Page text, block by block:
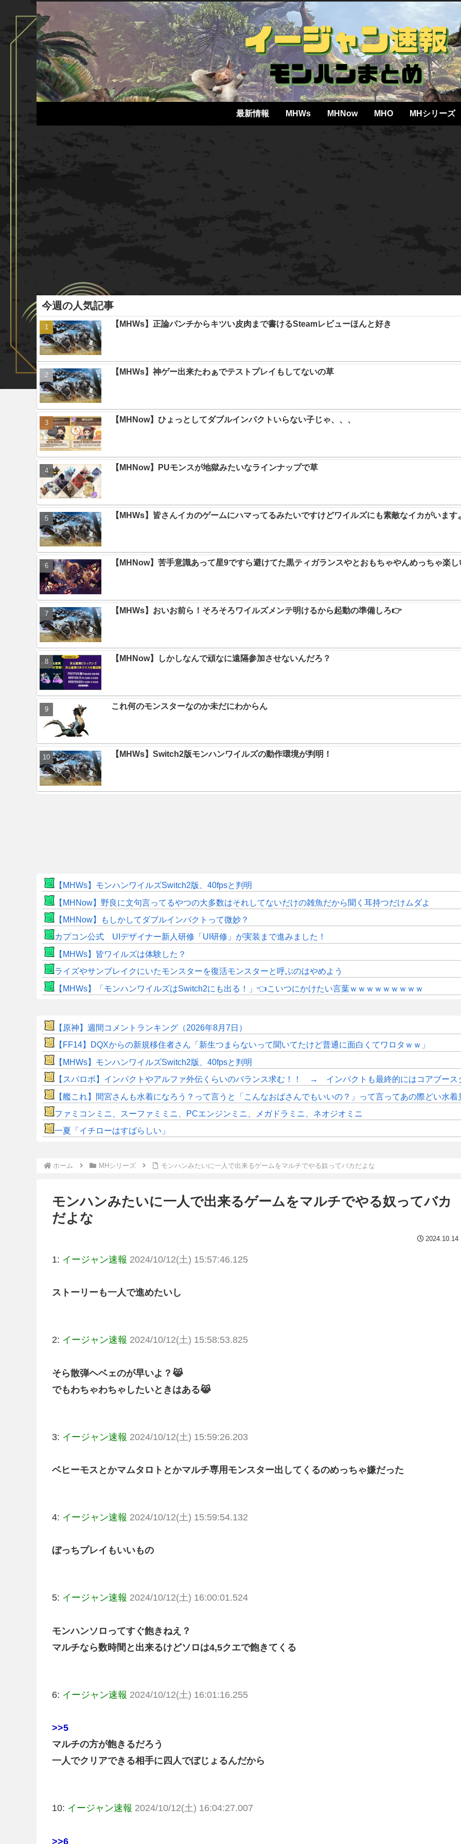
最新情報 MHWs MHNow MHO MHシリーズ
今週の人気記事
【MHWs】正論パンチからキツい皮肉まで書けるSteamレビューほんと好き
【MHWs】神ゲー出来たわぁでテストプレイもしてないの草
【MHNow】ひょっとしてダブルインパクトいらない子じゃ、、、
【MHNow】PUモンスが地獄みたいなラインナップで草
【MHWs】皆さんイカのゲームにハマってるみたいですけどワイルズにも素敵なイカがいます
【MHNow】苦手意識あって星9ですら避けてた黒ティガランスやとおもちゃやんめっちゃ楽し
【MHWs】おいお前ら！そろそろワイルズメンテ明けるから起動の準備しろ👉
【MHNow】しかしなんで頑なに遠隔参加させないんだろ？
これ何のモンスターなのか未だにわからん
【MHWs】Switch2版モンハンワイルズの動作環境が判明！
【MHWs】モンハンワイルズSwitch2版、40fpsと判明
【MHNow】野良に文句言ってるやつの大多数はそれしてないだけの雑魚だから聞く耳持つだけムダよ
【MHNow】もしかしてダブルインパクトって微妙？
カプコン公式 UIデザイナー新人研修「UI研修」が実装まで進みました！
【MHWs】皆ワイルズは体験した？
ライズやサンブレイクにいたモンスターを復活モンスターと呼ぶのはやめよう
【MHWs】「モンハンワイルズはSwitch2にも出る！」👈こいつにかけたい言葉ｗｗｗｗｗｗｗｗｗ
【原神】週間コメントランキング（2026年8月7日）
【FF14】DQXからの新規移住者さん「新生つまらないって聞いてたけど普通に面白くてワロタｗｗ」
【MHWs】モンハンワイルズSwitch2版、40fpsと判明
【スパロボ】インパクトやアルファ外伝くらいのバランス求む！！ → インパクトも最終的にはコアブース
【艦これ】間宮さんも水着になろう？って言うと「こんなおばさんでもいいの？」って言ってあの際どい水
ファミコンミニ、スーファミミニ、PCエンジンミニ、メガドラミニ、ネオジオミニ
一夏「イチローはすばらしい」
ホーム MHシリーズ モンハンみたいに一人で出来るゲームをマルチでやる奴ってバカだよな
モンハンみたいに一人で出来るゲームをマルチでやる奴ってバカ
だよな
2024.10.14
1: イージャン速報 2024/10/12(土) 15:57:46.125
ストーリーも一人で進めたいし
2: イージャン速報 2024/10/12(土) 15:58:53.825
そら散弾ヘベェのが早いよ？😹
でもわちゃわちゃしたいときはある😹
3: イージャン速報 2024/10/12(土) 15:59:26.203
ベヒーモスとかマムタロトとかマルチ専用モンスター出してくるのめっちゃ嫌だった
4: イージャン速報 2024/10/12(土) 15:59:54.132
ぼっちプレイもいいもの
5: イージャン速報 2024/10/12(土) 16:00:01.524
モンハンソロってすぐ飽きねえ？
マルチなら数時間と出来るけどソロは4,5クエで飽きてくる
6: イージャン速報 2024/10/12(土) 16:01:16.255
>>5
マルチの方が飽きるだろう
一人でクリアできる相手に四人でぼじょるんだから
10: イージャン速報 2024/10/12(土) 16:04:27.007
>>6